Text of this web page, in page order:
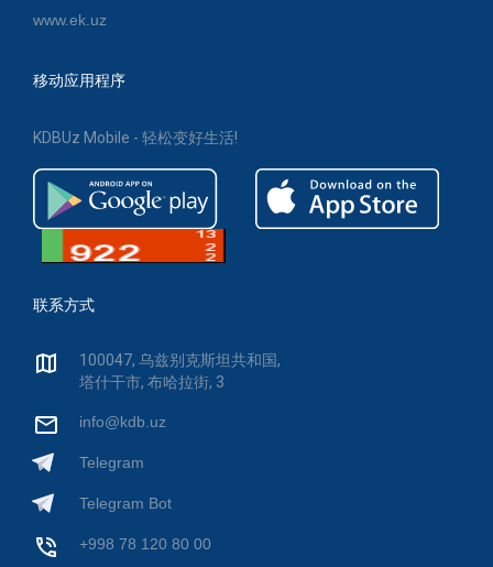
www.ek.uz
移动应用程序
KDBUz Mobile - 轻松变好生活!
联系方式
100047, 乌兹别克斯坦共和国,
塔什干市, 布哈拉街, 3
info@kdb.uz
Telegram
Telegram Bot
+998 78 120 80 00